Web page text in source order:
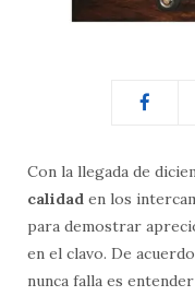
Con la llegada de
calidad en los
para demostrar
en el clavo. De
nunca falla es